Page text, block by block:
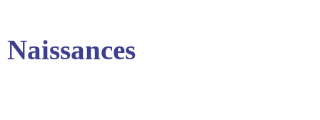
Naissances